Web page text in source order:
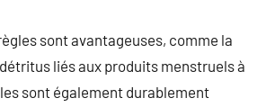
sont avantageuses, comme la
liés aux produits menstruels à
sont également durablement